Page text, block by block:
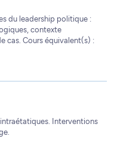
du leadership politique :
contexte
cas. Cours équivalent(s) :
Interventions